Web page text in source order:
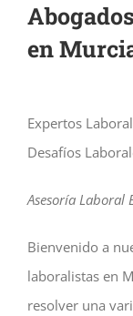
en
Expertos
Desafíos
Asesoría Laboral
Bienvenido a
laboralistas en
resolver una